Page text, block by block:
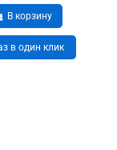
В корзину
в один клик